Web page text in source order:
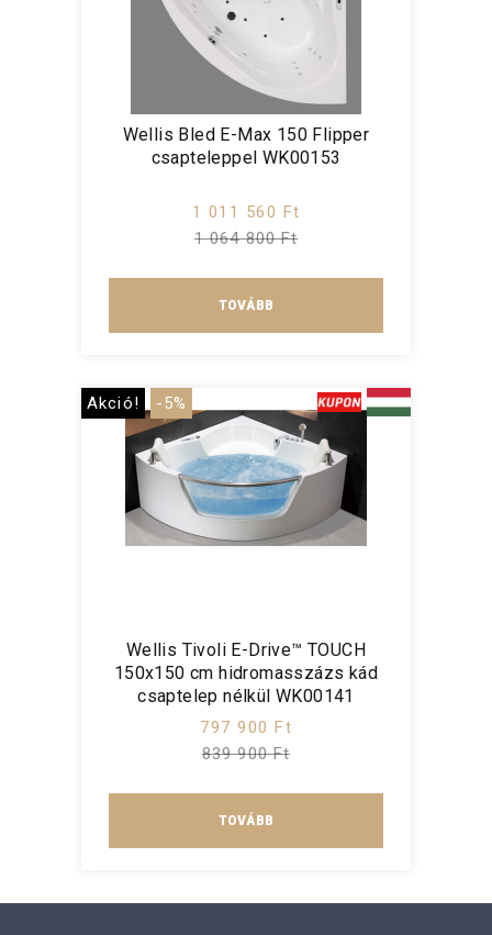
Wellis Bled E-Max 150 Flipper
csapteleppel WK00153
1 011 560 Ft
1 064 800 Ft
TOVÁBB
Akció! -5%
Wellis Tivoli E-Drive™ TOUCH
150x150 cm hidromasszázs kád
csaptelep nélkül WK00141
797 900 Ft
839 900 Ft
TOVÁBB